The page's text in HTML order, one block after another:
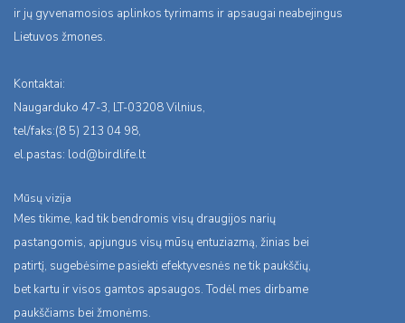
ir jų gyvenamosios aplinkos tyrimams ir apsaugai neabejingus
Lietuvos žmones.
Kontaktai:
Naugarduko 47-3, LT-03208 Vilnius,
tel/faks:(8 5) 213 04 98,
el.pastas: lod@birdlife.lt
Mūsų vizija
Mes tikime, kad tik bendromis visų draugijos narių
pastangomis, apjungus visų mūsų entuziazmą, žinias bei
patirtį, sugebėsime pasiekti efektyvesnės ne tik paukščių,
bet kartu ir visos gamtos apsaugos. Todėl mes dirbame
paukščiams bei žmonėms.